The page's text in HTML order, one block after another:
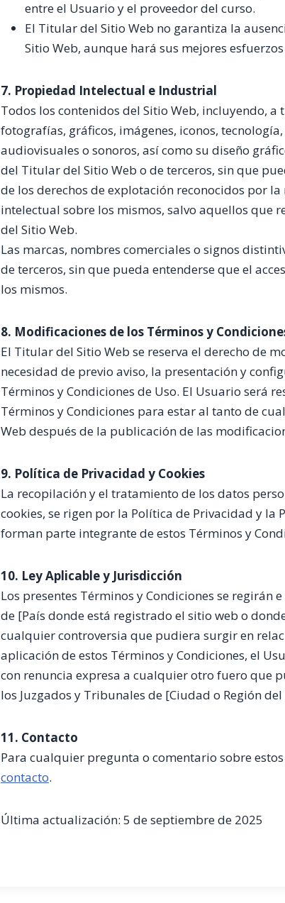
entre el Usuario y el proveedor del curso.
El Titular del Sitio Web no garantiza la
Sitio Web, aunque hará sus mejores
7. Propiedad Intelectual e Industrial
Todos los contenidos del Sitio Web, incluyendo,
fotografías, gráficos, imágenes, iconos,
audiovisuales o sonoros, así como su diseño
del Titular del Sitio Web o de terceros, sin que
de los derechos de explotación reconocidos por
intelectual sobre los mismos, salvo aquellos que
del Sitio Web.
Las marcas, nombres comerciales o signos
de terceros, sin que pueda entenderse que el
los mismos.
8. Modificaciones de los Términos y
El Titular del Sitio Web se reserva el derecho de
necesidad de previo aviso, la presentación y
Términos y Condiciones de Uso. El Usuario será
Términos y Condiciones para estar al tanto de
Web después de la publicación de las
9. Política de Privacidad y Cookies
La recopilación y el tratamiento de los datos
cookies, se rigen por la Política de Privacidad y la
forman parte integrante de estos Términos y
10. Ley Aplicable y Jurisdicción
Los presentes Términos y Condiciones se
de [País donde está registrado el sitio web o
cualquier controversia que pudiera surgir en
aplicación de estos Términos y Condiciones, el
con renuncia expresa a cualquier otro fuero que
los Juzgados y Tribunales de [Ciudad o Región del
11. Contacto
Para cualquier pregunta o comentario sobre
contacto.
Última actualización: 5 de septiembre de 2025